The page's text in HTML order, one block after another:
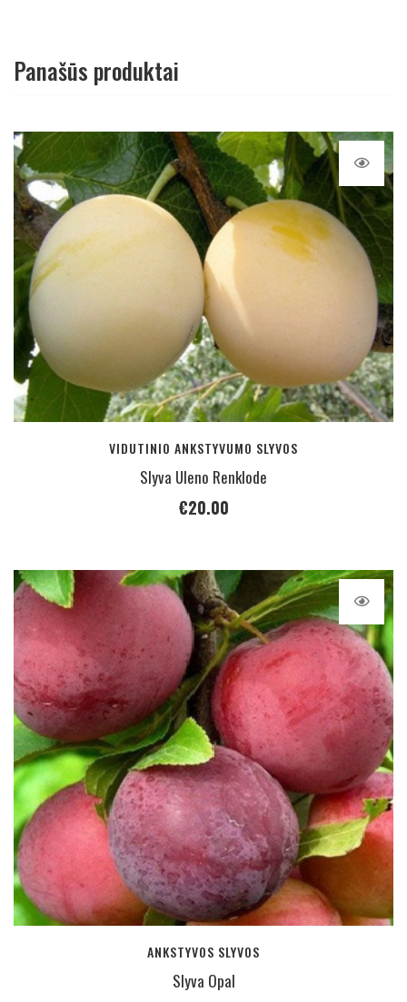
Panašūs produktai
VIDUTINIO ANKSTYVUMO SLYVOS
Slyva Uleno Renklode
€20.00
ANKSTYVOS SLYVOS
Slyva Opal